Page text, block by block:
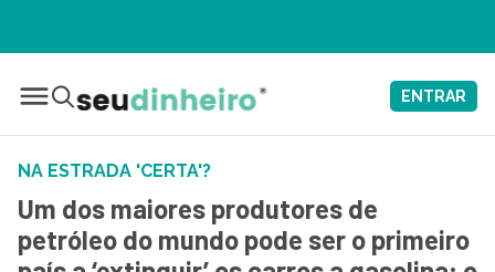
ENTRAR
NA ESTRADA 'CERTA'?
Um dos maiores produtores de
petróleo do mundo pode ser o primeiro